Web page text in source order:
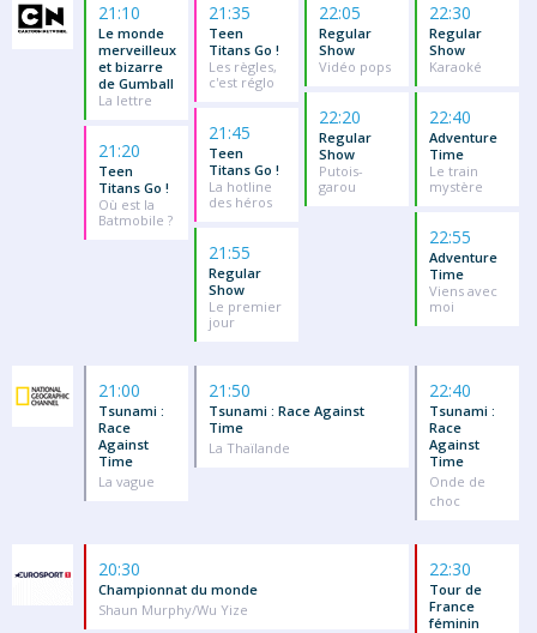
21:10
Le monde
merveilleux
et bizarre
de Gumball
La lettre
21:20
Teen
Titans Go !
Où est la
Batmobile ?
21:35
Teen
Titans Go !
Les règles,
c'est réglo
21:45
Teen
Titans Go !
La hotline
des héros
21:55
Regular
Show
Le premier
jour
22:05
Regular
Show
Vidéo pops
22:20
Regular
Show
Putois-
garou
22:30
Regular
Show
Karaoké
22:40
Adventure
Time
Le train
mystère
22:55
Adventure
Time
Viens avec
moi
21:00
Tsunami :
Race
Against
Time
La vague
21:50
Tsunami : Race Against
Time
La Thaïlande
22:40
Tsunami :
Race
Against
Time
Onde de
choc
20:30
Championnat du monde
Shaun Murphy/Wu Yize
22:30
Tour de
France
féminin